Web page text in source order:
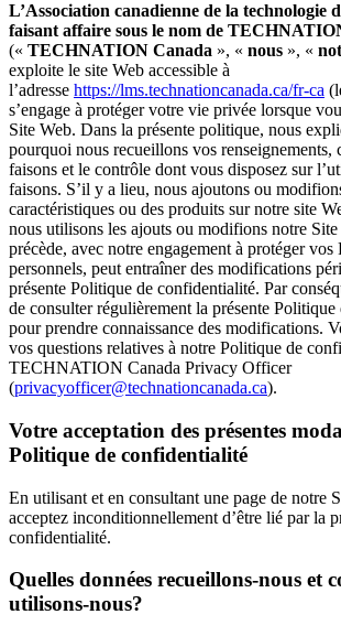
L’Association canadienne de la technologie
faisant affaire sous le nom de
(« TECHNATION Canada », « nous », «
exploite le site Web accessible à
l’adresse https://lms.technationcanada.ca/fr-ca
s’engage à protéger votre vie privée lorsque
Site Web. Dans la présente politique, nous
pourquoi nous recueillons vos renseignements,
faisons et le contrôle dont vous disposez sur
faisons. S’il y a lieu, nous ajoutons ou
caractéristiques ou des produits sur notre site
nous utilisons les ajouts ou modifions notre
précède, avec notre engagement à protéger vos
personnels, peut entraîner des modifications
présente Politique de confidentialité. Par
de consulter régulièrement la présente
pour prendre connaissance des modifications.
vos questions relatives à notre Politique de
TECHNATION Canada Privacy Officer
(privacyofficer@technationcanada.ca).
Votre acceptation des présentes
Politique de confidentialité
En utilisant et en consultant une page de notre
acceptez inconditionnellement d’être lié par la
confidentialité.
Quelles données recueillons-nous et
utilisons-nous?